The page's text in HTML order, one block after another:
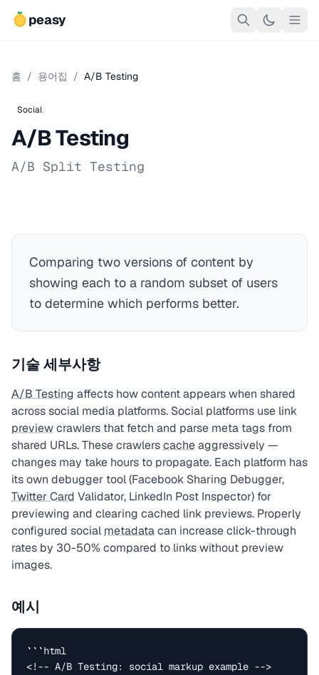
peasy
홈 / 용어집 / A/B Testing
Social
A/B Testing
A/B Split Testing
Comparing two versions of content by
showing each to a random subset of users
to determine which performs better.
기술 세부사항
A/B Testing affects how content appears when shared
across social media platforms. Social platforms use link
previewcrawlers that fetch and parse meta tags from
shared URLs. These crawlerscacheaggressively —
changes may take hours to propagate. Each platform has
its own debugger tool (Facebook Sharing Debugger,
Twitter Card Validator, LinkedIn Post Inspector) for
previewing and clearing cached link previews. Properly
configured social metadatacan increase click-through
rates by 30-50% compared to links without preview
images.
예시
```html
<!-- A/B Testing: social markup example -->